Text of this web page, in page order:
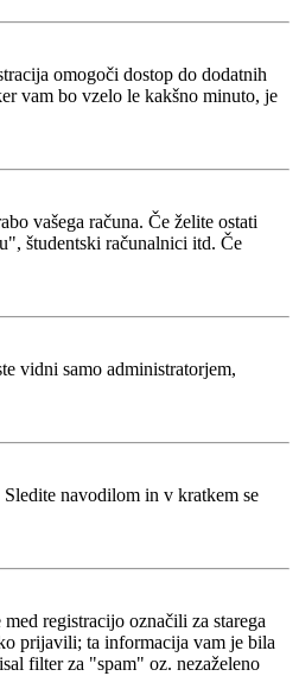
omogoči dostop do dodatnih
vam bo vzelo le kakšno minuto, je
vašega računa. Če želite ostati
študentski računalnici itd. Če
vidni samo administratorjem,
Sledite navodilom in v kratkem se
registracijo označili za starega
prijavili; ta informacija vam je bila
filter za "spam" oz. nezaželeno